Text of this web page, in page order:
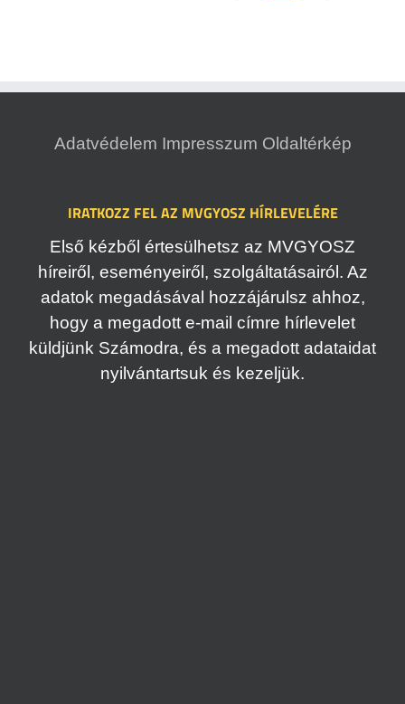
Adatvédelem Impresszum Oldaltérkép
IRATKOZZ FEL AZ MVGYOSZ HÍRLEVELÉRE
Első kézből értesülhetsz az MVGYOSZ
híreiről, eseményeiről, szolgáltatásairól. Az
adatok megadásával hozzájárulsz ahhoz,
hogy a megadott e-mail címre hírlevelet
küldjünk Számodra, és a megadott adataidat
nyilvántartsuk és kezeljük.